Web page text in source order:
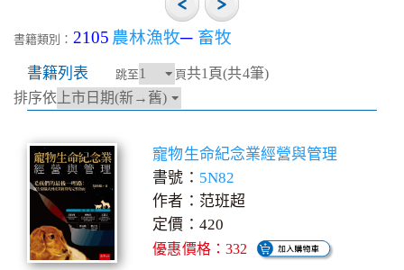
書籍類別： 2105 農林漁牧─ 畜牧
書籍列表 跳至 頁共1頁(共4筆)
排序依
寵物生命紀念業經營與管理
書號： 5N82
作者：范班超
定價：420
優惠價格：332